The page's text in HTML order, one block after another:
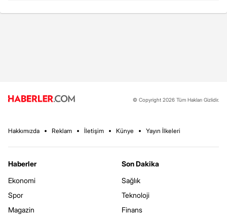
© Copyright 2026 Tüm Hakları Gizlidir.
Hakkımızda Reklam İletişim Künye Yayın İlkeleri
Haberler
Ekonomi
Spor
Magazin
Son Dakika
Sağlık
Teknoloji
Finans